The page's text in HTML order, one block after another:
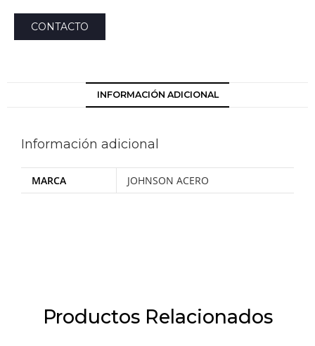
CONTACTO
INFORMACIÓN ADICIONAL
Información adicional
MARCA JOHNSON ACERO
Productos Relacionados